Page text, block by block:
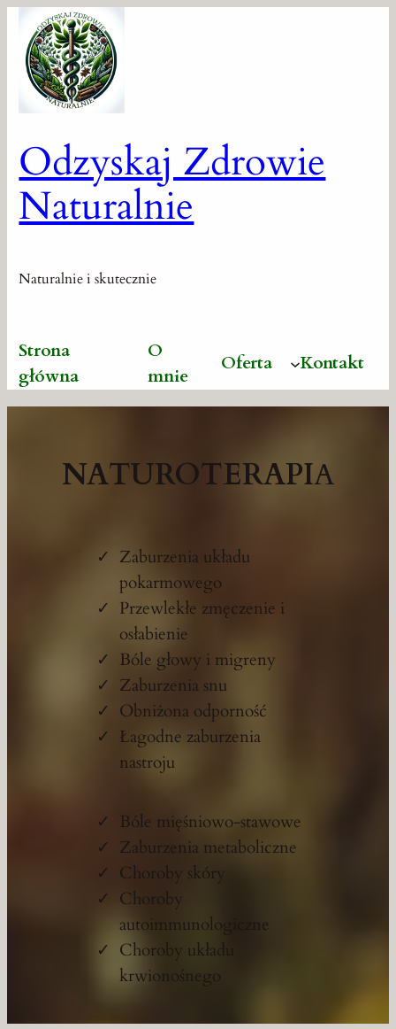
Przejdź
treści
Odzyskaj Zdrowie
Naturalnie
Naturalnie i skutecznie
Strona
główna
O
mnie
Oferta Kontakt
NATUROTERAPIA
Zaburzenia układu
pokarmowego
Przewlekłe zmęczenie i
osłabienie
Bóle głowy i migreny
Zaburzenia snu
Obniżona odporność
Łagodne zaburzenia
nastroju
Bóle mięśniowo-stawowe
Zaburzenia metaboliczne
Choroby skóry
Choroby
autoimmunologiczne
Choroby układu
krwionośnego